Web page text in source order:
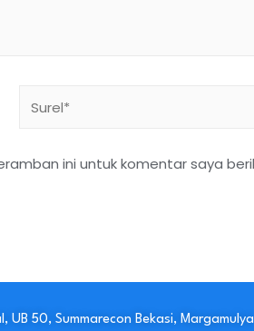
ini untuk komentar saya
UB 50, Summarecon Bekasi,